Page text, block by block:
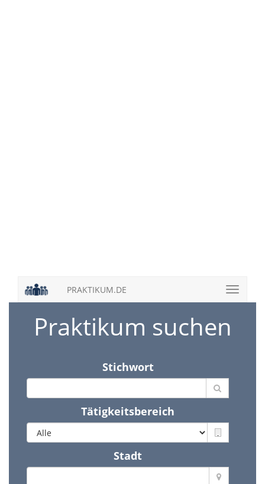
PRAKTIKUM.DE
Praktikum suchen
Stichwort
Tätigkeitsbereich
Stadt